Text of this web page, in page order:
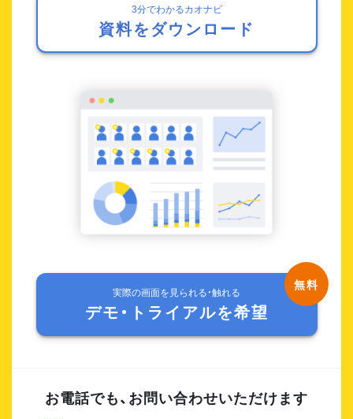
3分でわかるカオナビ
資料をダウンロード
実際の画面を見られる・触れる
デモ・トライアルを希望
お電話でも、お問い合わせいただけます